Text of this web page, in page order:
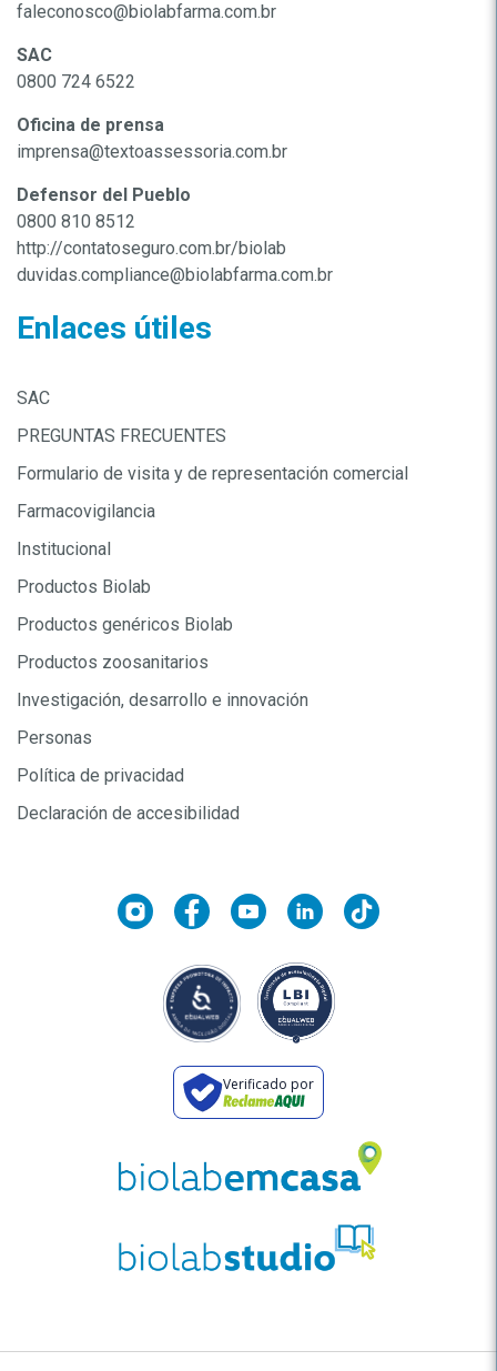
faleconosco@biolabfarma.com.br
SAC
0800 724 6522
Oficina de prensa
imprensa@textoassessoria.com.br
Defensor del Pueblo
0800 810 8512
http://contatoseguro.com.br/biolab
duvidas.compliance@biolabfarma.com.br
Enlaces útiles
SAC
PREGUNTAS FRECUENTES
Formulario de visita y de representación comercial
Farmacovigilancia
Institucional
Productos Biolab
Productos genéricos Biolab
Productos zoosanitarios
Investigación, desarrollo e innovación
Personas
Política de privacidad
Declaración de accesibilidad
Verificado por